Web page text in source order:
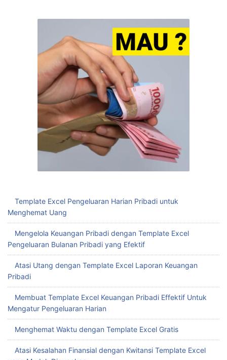
Template Excel Pengeluaran Harian Pribadi untuk
Menghemat Uang
Mengelola Keuangan Pribadi dengan Template Excel
Pengeluaran Bulanan Pribadi yang Efektif
Atasi Utang dengan Template Excel Laporan Keuangan
Pribadi
Membuat Template Excel Keuangan Pribadi Effektif Untuk
Mengatur Pengeluaran Harian
Menghemat Waktu dengan Template Excel Gratis
Atasi Kesalahan Finansial dengan Kwitansi Template Excel